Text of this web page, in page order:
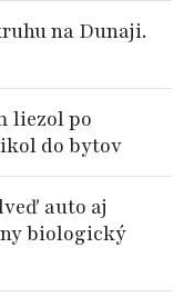
na Dunaji.
liezol po
do bytov
auto aj
biologický